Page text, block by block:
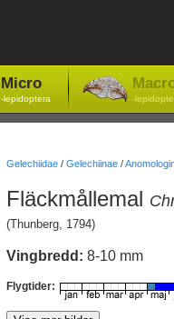
Micro
-lepidoptera -
Gelechiidae/ Gelechiinae/
Fläckmållemal
(Thunberg, 1794)
Vingbredd: 8-10 mm
Flygtider: